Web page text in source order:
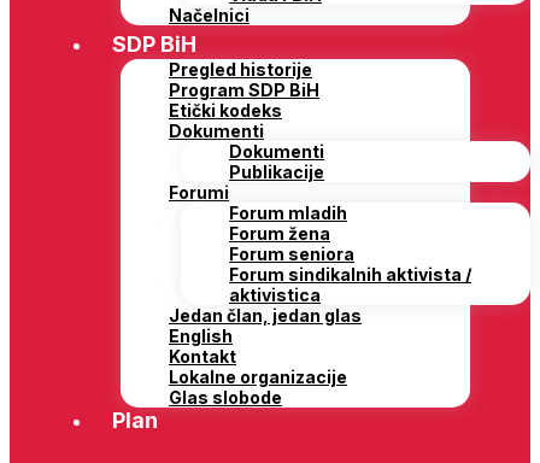
Načelnici
SDP BiH
Pregled historije
Program SDP BiH
Etički kodeks
Dokumenti
Dokumenti
Publikacije
Forumi
Forum mladih
Forum žena
Forum seniora
Forum sindikalnih aktivista /
aktivistica
Jedan član, jedan glas
English
Kontakt
Lokalne organizacije
Glas slobode
Plan